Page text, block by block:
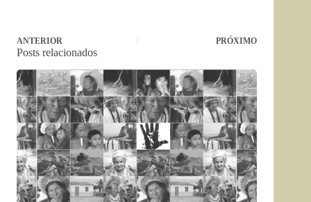
ANTERIOR PRÓXIMO
Posts relacionados